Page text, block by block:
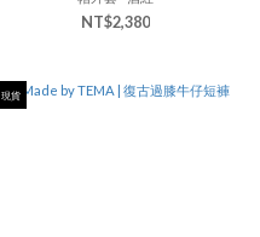
NT$2,380
現貨